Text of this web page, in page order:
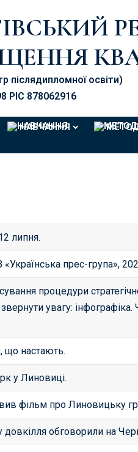
післядипломної освіти)
PIC 878062916
НАВЧАННЯ
липня.
прес-група»,
процедури
увагу: інфографіка.
що настають.
у Линовиці.
фільм про Линовицьку
обговорили на